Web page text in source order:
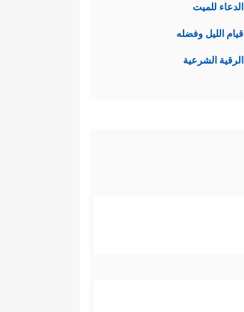
الدعاء للميت
قيام الليل وفضله
الرقية الشرعية